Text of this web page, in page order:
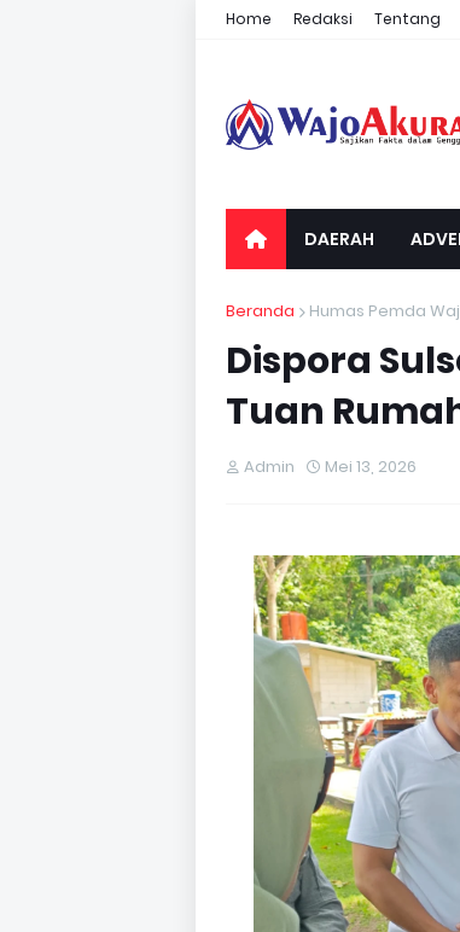
Home Redaksi Tentang
DAERAH
Beranda Humas Pemda
Dispora
Tuan
Admin Mei 13, 2026